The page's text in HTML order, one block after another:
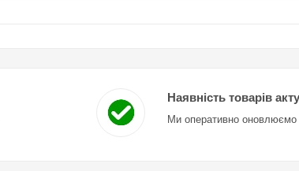
Наявність товарів
Ми оперативно оновлюємо